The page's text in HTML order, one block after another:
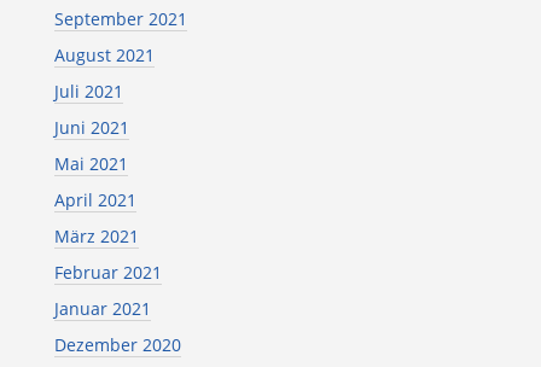
September 2021
August 2021
Juli 2021
Juni 2021
Mai 2021
April 2021
März 2021
Februar 2021
Januar 2021
Dezember 2020